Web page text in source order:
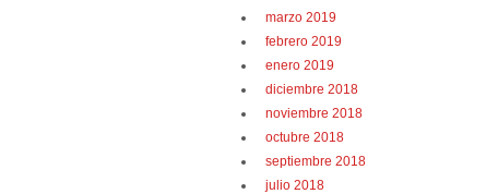
marzo 2019
febrero 2019
enero 2019
diciembre 2018
noviembre 2018
octubre 2018
septiembre 2018
julio 2018